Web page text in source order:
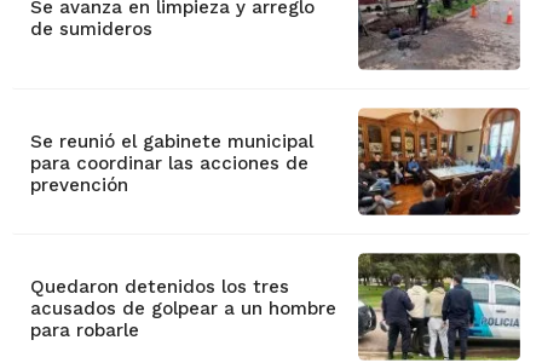
Se avanza en limpieza y arreglo
de sumideros
Se reunió el gabinete municipal
para coordinar las acciones de
prevención
Quedaron detenidos los tres
acusados de golpear a un hombre
para robarle